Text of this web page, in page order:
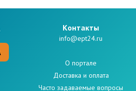
Kонтакты
info@ept24.ru
О портале
Доставка и оплата
Часто задаваемые вопросы